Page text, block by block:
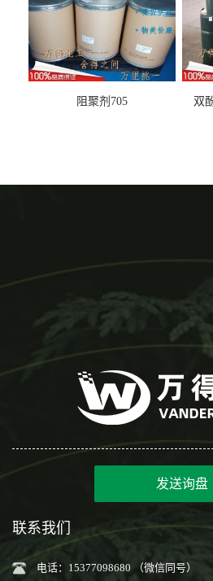
阻聚剂705 双
发送询盘
联系我们
电话：15377098680 （微信同号）